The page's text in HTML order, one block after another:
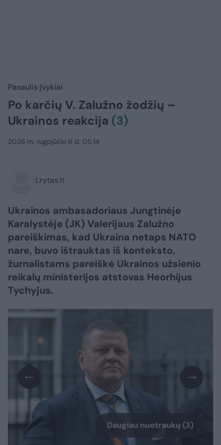
Pasaulis Įvykiai
Po karčių V. Zalužno žodžių –
Ukrainos reakcija (3)
2026 m. rugpjūčio 6 d. 05:14
Lrytas.lt
Ukrainos ambasadoriaus Jungtinėje
Karalystėje (JK) Valerijaus Zalužno
pareiškimas, kad Ukraina netaps NATO
nare, buvo ištrauktas iš konteksto,
žurnalistams pareiškė Ukrainos užsienio
reikalų ministerijos atstovas Heorhijus
Tychyjus.
Daugiau nuotraukų (3)